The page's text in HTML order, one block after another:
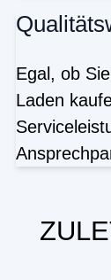
Egal, ob
Laden